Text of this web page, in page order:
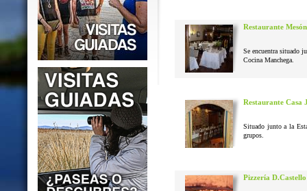
Restaurante
Se encuentra situado
Cocina Manchega.
Restaurante Casa
Situado junto a la
grupos.
Pizzería D.Castello